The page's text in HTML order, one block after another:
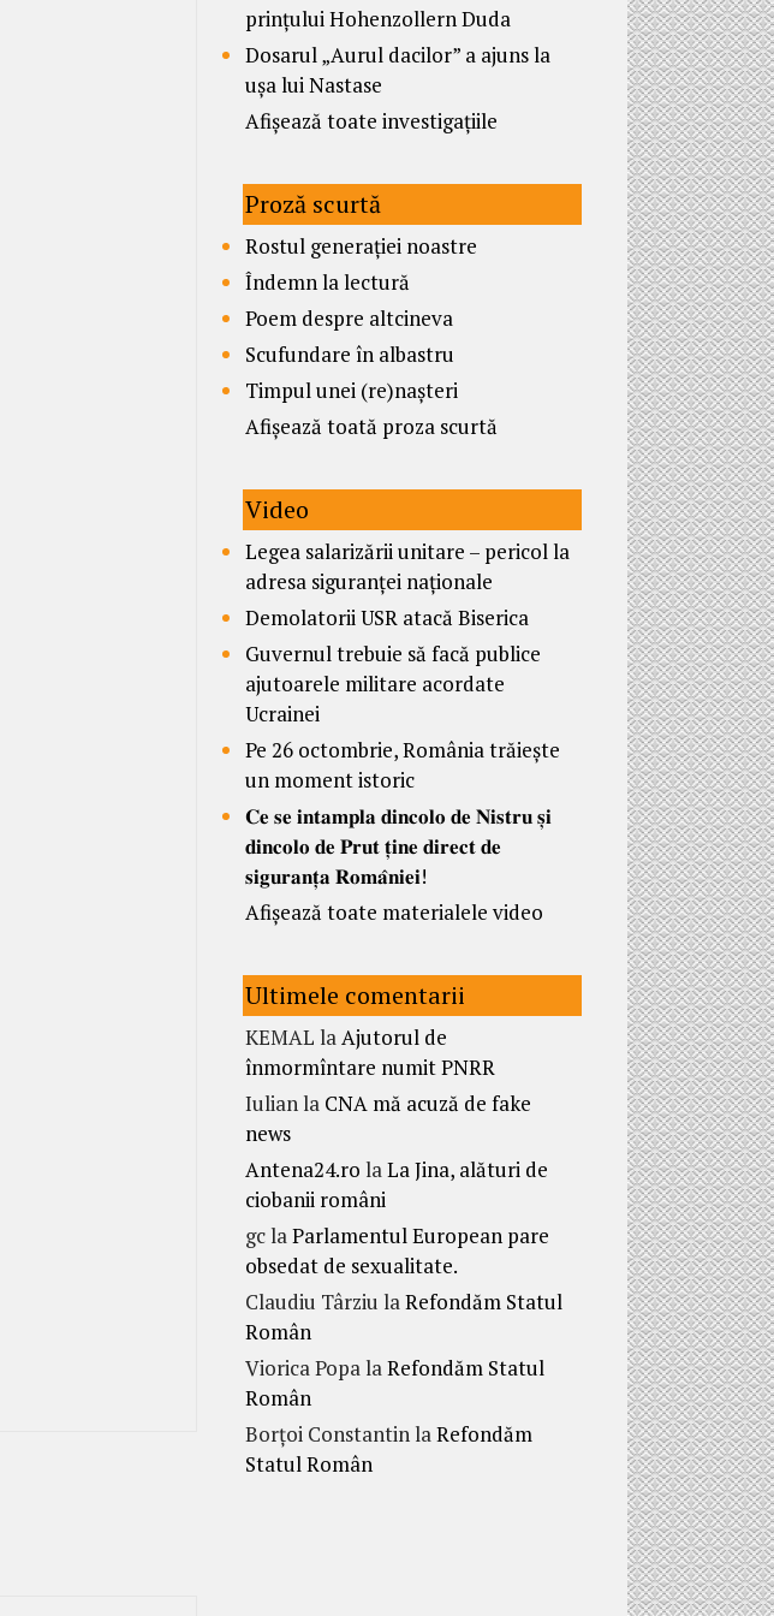
prințului Hohenzollern Duda
Dosarul „Aurul dacilor” a ajuns la
ușa lui Nastase
Afișează toate investigațiile
Proză scurtă
Rostul generației noastre
Îndemn la lectură
Poem despre altcineva
Scufundare în albastru
Timpul unei (re)nașteri
Afișează toată proza scurtă
Video
Legea salarizării unitare – pericol la
adresa siguranței naționale
Demolatorii USR atacă Biserica
Guvernul trebuie să facă publice
ajutoarele militare acordate
Ucrainei
Pe 26 octombrie, România trăiește
un moment istoric
𝐂𝐞 𝐬𝐞 𝐢𝐧𝐭𝐚𝐦𝐩𝐥𝐚 𝐝𝐢𝐧𝐜𝐨𝐥𝐨 𝐝𝐞 𝐍𝐢𝐬𝐭𝐫𝐮 𝐬̦𝐢
𝐝𝐢𝐧𝐜𝐨𝐥𝐨 𝐝𝐞 𝐏𝐫𝐮𝐭 𝐭̦𝐢𝐧𝐞 𝐝𝐢𝐫𝐞𝐜𝐭 𝐝𝐞
𝐬𝐢𝐠𝐮𝐫𝐚𝐧𝐭̦𝐚 𝐑𝐨𝐦𝐚̂𝐧𝐢𝐞𝐢!
Afișează toate materialele video
Ultimele comentarii
KEMAL laAjutorul de
înmormîntare numit PNRR
Iulianla CNA mă acuză de fake
news
Antena24.ro laLa Jina, alături de
ciobanii români
gclaParlamentul European pare
obsedat de sexualitate.
Claudiu Târziu laRefondăm Statul
Român
Viorica PopalaRefondăm Statul
Român
Borțoi ConstantinlaRefondăm
Statul Român